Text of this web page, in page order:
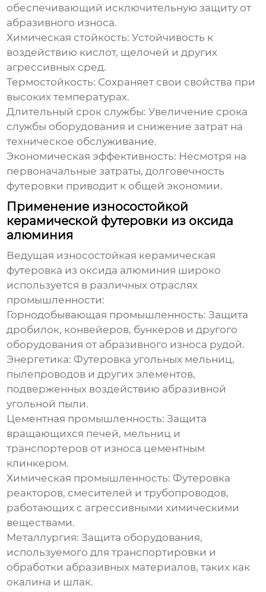
обеспечивающий исключительную защиту от
абразивного износа.
Химическая стойкость: Устойчивость к
воздействию кислот, щелочей и других
агрессивных сред.
Термостойкость: Сохраняет свои свойства при
высоких температурах.
Длительный срок службы: Увеличение срока
службы оборудования и снижение затрат на
техническое обслуживание.
Экономическая эффективность: Несмотря на
первоначальные затраты, долговечность
футеровки приводит к общей экономии.
Применение износостойкой
керамической футеровки из оксида
алюминия
Ведущая износостойкая керамическая
футеровка из оксида алюминия широко
используется в различных отраслях
промышленности:
Горнодобывающая промышленность: Защита
дробилок, конвейеров, бункеров и другого
оборудования от абразивного износа рудой.
Энергетика: Футеровка угольных мельниц,
пылепроводов и других элементов,
подверженных воздействию абразивной
угольной пыли.
Цементная промышленность: Защита
вращающихся печей, мельниц и
транспортеров от износа цементным
клинкером.
Химическая промышленность: Футеровка
реакторов, смесителей и трубопроводов,
работающих с агрессивными химическими
веществами.
Металлургия: Защита оборудования,
используемого для транспортировки и
обработки абразивных материалов, таких как
окалина и шлак.